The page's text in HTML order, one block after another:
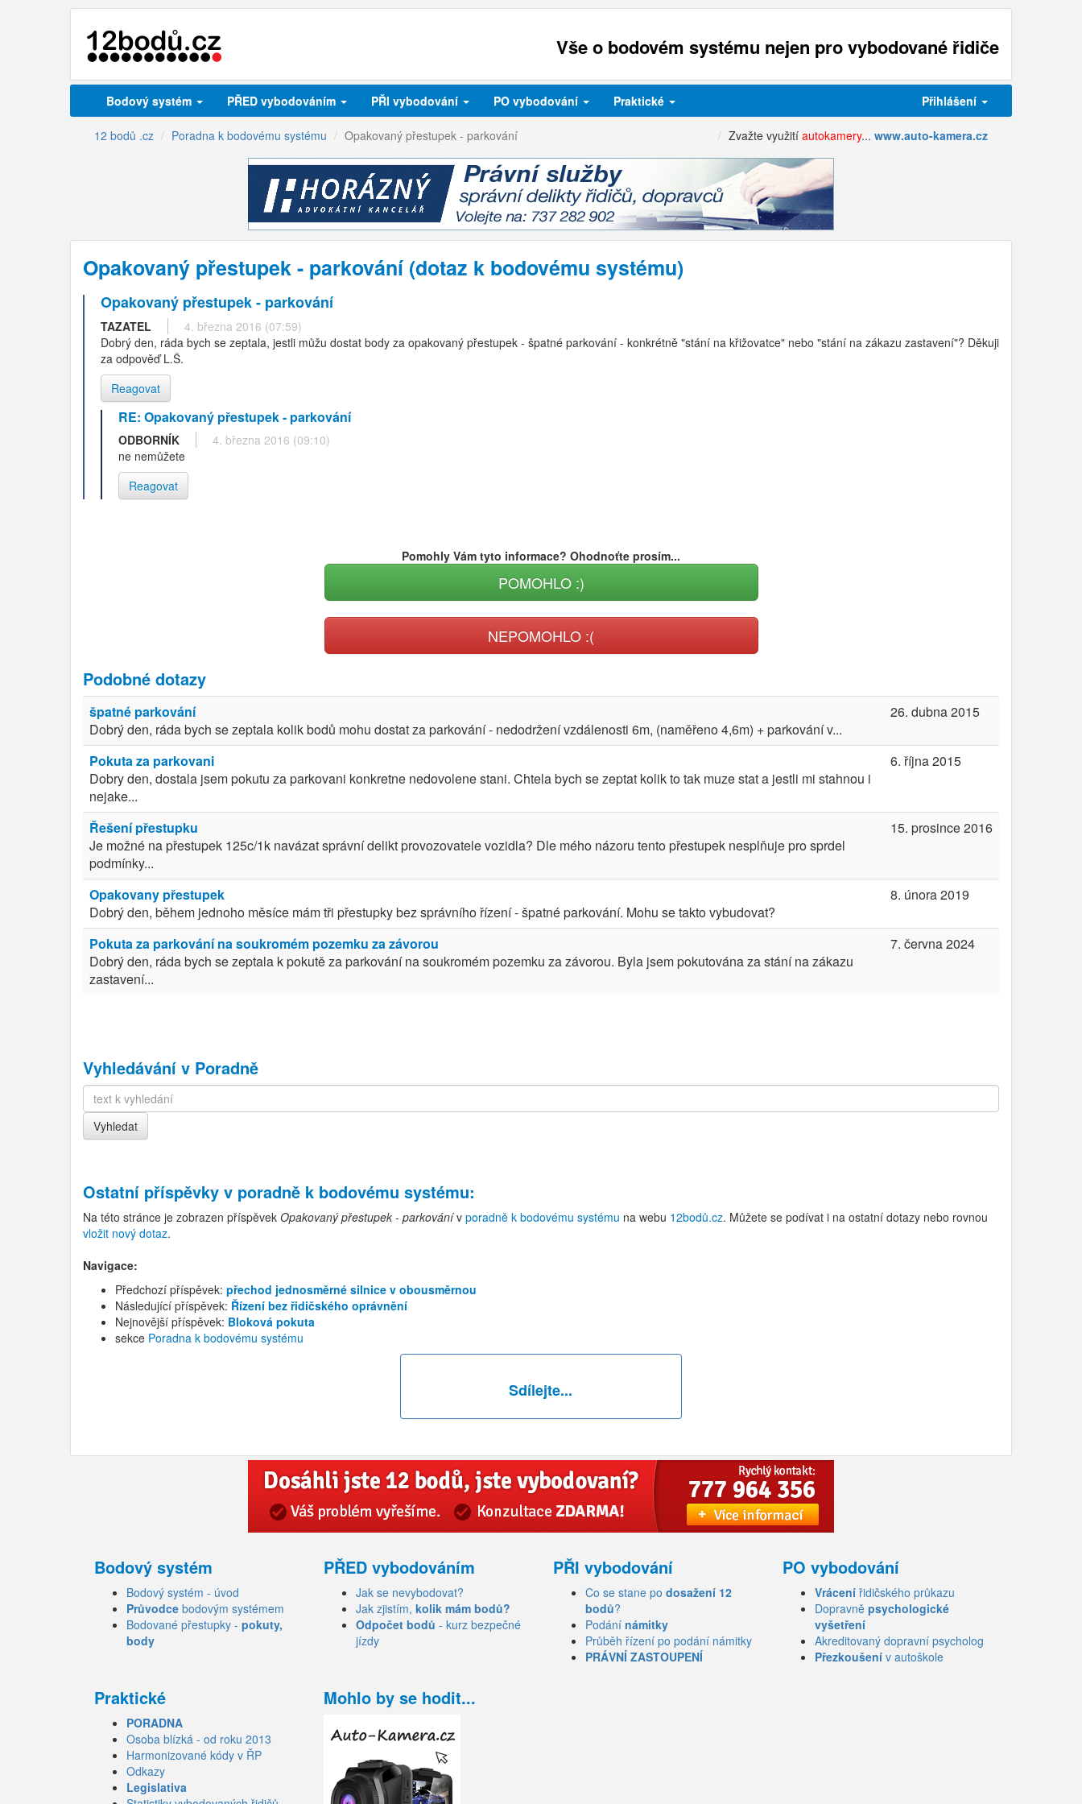
Vše o bodovém systému nejen pro vybodované řidiče
Bodový systém PŘED vybodováním PŘI vybodování PO vybodování Praktické Přihlášení
12 bodů .cz Poradna k bodovému systému Opakovaný přestupek - parkování Zvažte využití autokamery... www.auto-kamera.cz
Opakovaný přestupek - parkování (dotaz k bodovému systému)
Opakovaný přestupek - parkování
TAZATEL
4. března 2016 (07:59)
Dobrý den, ráda bych se zeptala, jestli můžu dostat body za opakovaný přestupek - špatné parkování - konkrétně "stání na křižovatce" nebo "stání na zákazu zastavení"? Děkuji
za odpověď L.Š.
Reagovat
RE: Opakovaný přestupek - parkování
ODBORNÍK
4. března 2016 (09:10)
ne nemůžete
Reagovat
Pomohly Vám tyto informace? Ohodnoťte prosím...
POMOHLO :)
NEPOMOHLO :(
Podobné dotazy
špatné parkování
Dobrý den, ráda bych se zeptala kolik bodů mohu dostat za parkování - nedodržení vzdálenosti 6m, (naměřeno 4,6m) + parkování v...
26. dubna 2015
Pokuta za parkovani
Dobry den, dostala jsem pokutu za parkovani konkretne nedovolene stani. Chtela bych se zeptat kolik to tak muze stat a jestli mi stahnou i
nejake...
6. října 2015
Řešení přestupku
Je možné na přestupek 125c/1k navázat správní delikt provozovatele vozidla? Dle mého názoru tento přestupek nesplňuje pro sprdel
podmínky...
15. prosince 2016
Opakovany přestupek
Dobrý den, během jednoho měsíce mám tři přestupky bez správního řízení - špatné parkování. Mohu se takto vybudovat?
8. února 2019
Pokuta za parkování na soukromém pozemku za závorou
Dobrý den, ráda bych se zeptala k pokutě za parkování na soukromém pozemku za závorou. Byla jsem pokutována za stání na zákazu
zastavení...
7. června 2024
Vyhledávání v Poradně
Ostatní příspěvky v poradně k bodovému systému:
Na této stránce je zobrazen příspěvek Opakovaný přestupek - parkovánív poradně k bodovému systému na webu 12bodů.cz. Můžete se podívat i na ostatní dotazy nebo rovnou
vložit nový dotaz.
Navigace:
Předchozí příspěvek: přechod jednosměrné silnice v obousměrnou
Následující příspěvek: Řízení bez řidičského oprávnění
Nejnovější příspěvek: Bloková pokuta
sekce Poradna k bodovému systému
Sdílejte...
Bodový systém
Bodový systém - úvod
Průvodce bodovým systémem
Bodované přestupky - pokuty,
body
PŘED vybodováním
Jak se nevybodovat?
Jak zjistím, kolik mám bodů?
Odpočet bodů - kurz bezpečné
jízdy
PŘI vybodování
Co se stane po dosažení 12
bodů?
Podání námitky
Průběh řízení po podání námitky
PRÁVNÍ ZASTOUPENÍ
PO vybodování
Vrácení řidičského průkazu
Dopravně psychologické
vyšetření
Akreditovaný dopravní psycholog
Přezkoušení v autoškole
Praktické
PORADNA
Osoba blízká - od roku 2013
Harmonizované kódy v ŘP
Odkazy
Legislativa
Mohlo by se hodit...